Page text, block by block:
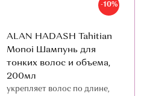
-10%
ALAN HADASH Tahitian
Monoi Шампунь для
тонких волос и объема,
200мл
укрепляет волос по длине,